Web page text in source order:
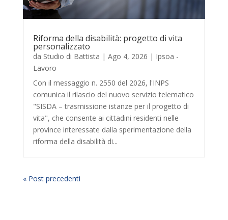
Riforma della disabilità: progetto di vita
personalizzato
da Studio di Battista | Ago 4, 2026 | Ipsoa -
Lavoro
Con il messaggio n. 2550 del 2026, l'INPS
comunica il rilascio del nuovo servizio telematico
"SISDA – trasmissione istanze per il progetto di
vita", che consente ai cittadini residenti nelle
province interessate dalla sperimentazione della
riforma della disabilità di...
« Post precedenti